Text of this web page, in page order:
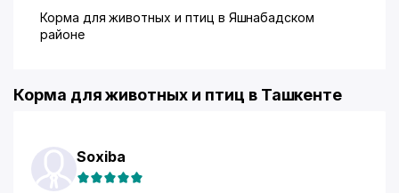
Корма для животных и птиц в Яшнабадском
районе
Корма для животных и птиц в Ташкенте
Soxiba